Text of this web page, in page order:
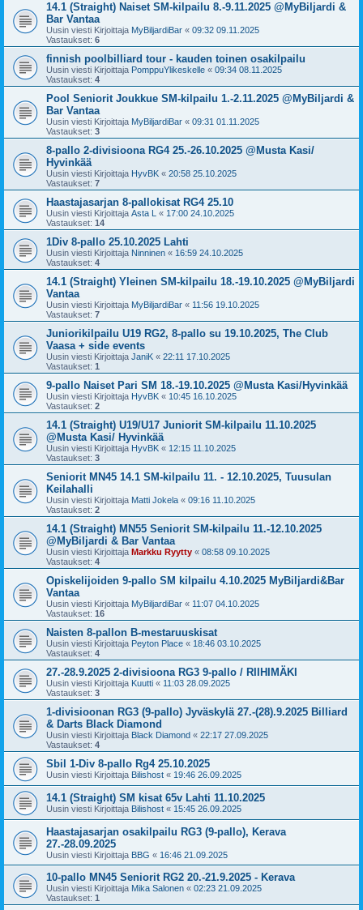
14.1 (Straight) Naiset SM-kilpailu 8.-9.11.2025 @MyBiljardi &
Bar Vantaa
Uusin viesti Kirjoittaja MyBiljardiBar « 09:32 09.11.2025
Vastaukset: 6
finnish poolbilliard tour - kauden toinen osakilpailu
Uusin viesti Kirjoittaja PomppuYlikeskelle « 09:34 08.11.2025
Vastaukset: 4
Pool Seniorit Joukkue SM-kilpailu 1.-2.11.2025 @MyBiljardi &
Bar Vantaa
Uusin viesti Kirjoittaja MyBiljardiBar « 09:31 01.11.2025
Vastaukset: 3
8-pallo 2-divisioona RG4 25.-26.10.2025 @Musta Kasi/
Hyvinkää
Uusin viesti Kirjoittaja HyvBK « 20:58 25.10.2025
Vastaukset: 7
Haastajasarjan 8-pallokisat RG4 25.10
Uusin viesti Kirjoittaja Asta L « 17:00 24.10.2025
Vastaukset: 14
1Div 8-pallo 25.10.2025 Lahti
Uusin viesti Kirjoittaja Ninninen « 16:59 24.10.2025
Vastaukset: 4
14.1 (Straight) Yleinen SM-kilpailu 18.-19.10.2025 @MyBiljardi
Vantaa
Uusin viesti Kirjoittaja MyBiljardiBar « 11:56 19.10.2025
Vastaukset: 7
Juniorikilpailu U19 RG2, 8-pallo su 19.10.2025, The Club
Vaasa + side events
Uusin viesti Kirjoittaja JaniK « 22:11 17.10.2025
Vastaukset: 1
9-pallo Naiset Pari SM 18.-19.10.2025 @Musta Kasi/Hyvinkää
Uusin viesti Kirjoittaja HyvBK « 10:45 16.10.2025
Vastaukset: 2
14.1 (Straight) U19/U17 Juniorit SM-kilpailu 11.10.2025
@Musta Kasi/ Hyvinkää
Uusin viesti Kirjoittaja HyvBK « 12:15 11.10.2025
Vastaukset: 3
Seniorit MN45 14.1 SM-kilpailu 11. - 12.10.2025, Tuusulan
Keilahalli
Uusin viesti Kirjoittaja Matti Jokela « 09:16 11.10.2025
Vastaukset: 2
14.1 (Straight) MN55 Seniorit SM-kilpailu 11.-12.10.2025
@MyBiljardi & Bar Vantaa
Uusin viesti Kirjoittaja Markku Ryytty « 08:58 09.10.2025
Vastaukset: 4
Opiskelijoiden 9-pallo SM kilpailu 4.10.2025 MyBiljardi&Bar
Vantaa
Uusin viesti Kirjoittaja MyBiljardiBar « 11:07 04.10.2025
Vastaukset: 16
Naisten 8-pallon B-mestaruuskisat
Uusin viesti Kirjoittaja Peyton Place « 18:46 03.10.2025
Vastaukset: 4
27.-28.9.2025 2-divisioona RG3 9-pallo / RIIHIMÄKI
Uusin viesti Kirjoittaja Kuutti « 11:03 28.09.2025
Vastaukset: 3
1-divisioonan RG3 (9-pallo) Jyväskylä 27.-(28).9.2025 Billiard
& Darts Black Diamond
Uusin viesti Kirjoittaja Black Diamond « 22:17 27.09.2025
Vastaukset: 4
Sbil 1-Div 8-pallo Rg4 25.10.2025
Uusin viesti Kirjoittaja Bilishost « 19:46 26.09.2025
14.1 (Straight) SM kisat 65v Lahti 11.10.2025
Uusin viesti Kirjoittaja Bilishost « 15:45 26.09.2025
Haastajasarjan osakilpailu RG3 (9-pallo), Kerava
27.-28.09.2025
Uusin viesti Kirjoittaja BBG « 16:46 21.09.2025
10-pallo MN45 Seniorit RG2 20.-21.9.2025 - Kerava
Uusin viesti Kirjoittaja Mika Salonen « 02:23 21.09.2025
Vastaukset: 1